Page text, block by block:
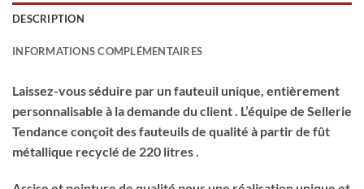
DESCRIPTION
INFORMATIONS COMPLÉMENTAIRES
Laissez-vous séduire par un fauteuil unique, entièrement
personnalisable à la demande du client . L’équipe de Sellerie
Tendance conçoit des fauteuils de qualité à partir de fût
métallique recyclé de 220 litres .